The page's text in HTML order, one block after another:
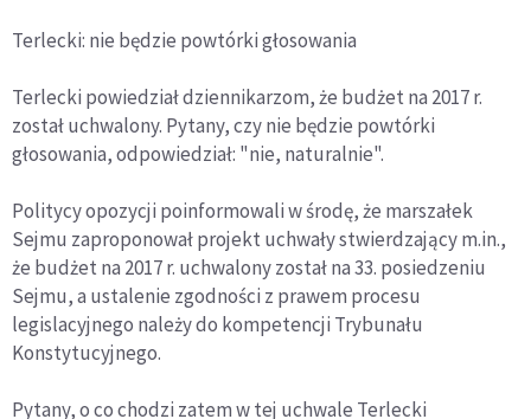
Terlecki: nie będzie powtórki głosowania
Terlecki powiedział dziennikarzom, że budżet na 2017 r.
został uchwalony. Pytany, czy nie będzie powtórki
głosowania, odpowiedział: "nie, naturalnie".
Politycy opozycji poinformowali w środę, że marszałek
Sejmu zaproponował projekt uchwały stwierdzający m.in.,
że budżet na 2017 r. uchwalony został na 33. posiedzeniu
Sejmu, a ustalenie zgodności z prawem procesu
legislacyjnego należy do kompetencji Trybunału
Konstytucyjnego.
Pytany, o co chodzi zatem w tej uchwale Terlecki